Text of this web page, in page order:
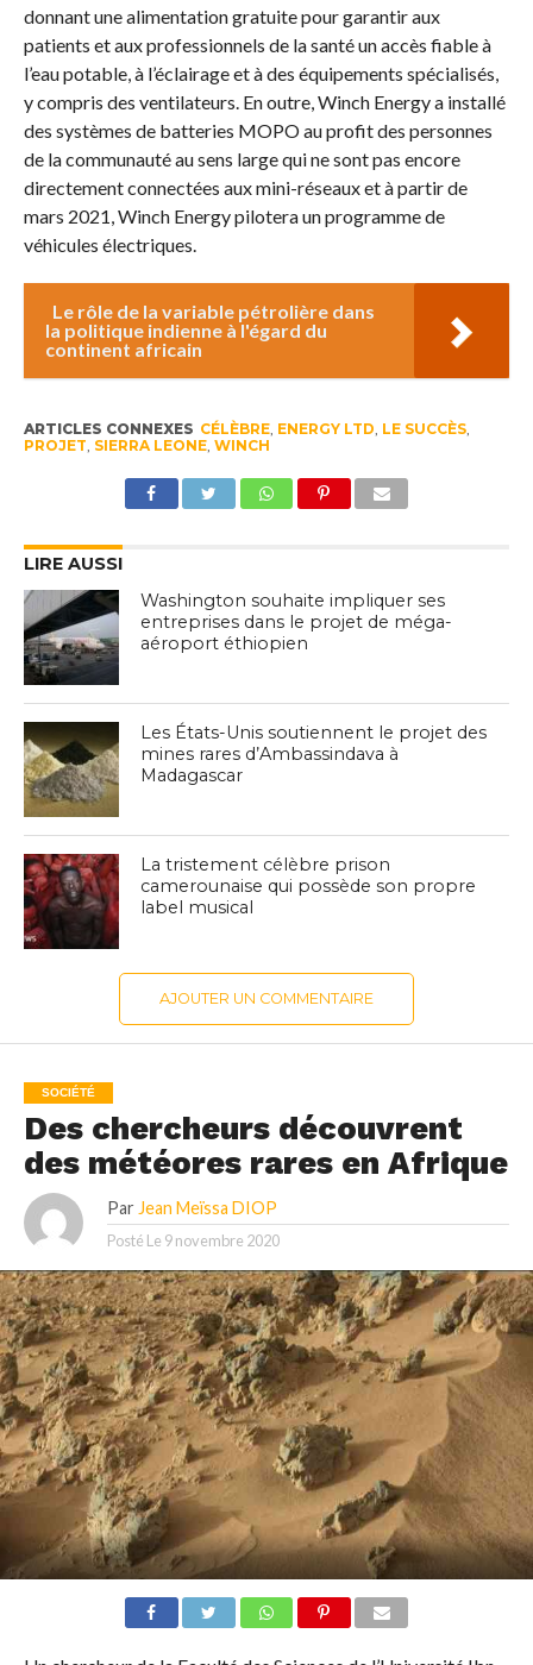
donnant une alimentation gratuite pour garantir aux
patients et aux professionnels de la santé un accès fiable à
l’eau potable, à l’éclairage et à des équipements spécialisés,
y compris des ventilateurs. En outre, Winch Energy a installé
des systèmes de batteries MOPO au profit des personnes
de la communauté au sens large qui ne sont pas encore
directement connectées aux mini-réseaux et à partir de
mars 2021, Winch Energy pilotera un programme de
véhicules électriques.
Le rôle de la variable pétrolière dans
la politique indienne à l'égard du
continent africain
ARTICLES CONNEXES CÉLÈBRE, ENERGY LTD LE SUCCÈS,
PROJET SIERRA LEONE, WINCH
LIRE AUSSI
Washington souhaite impliquer ses
entreprises dans le projet de méga-
aéroport éthiopien
Les États-Unis soutiennent le projet des
mines rares d’Ambassindava à
Madagascar
La tristement célèbre prison
camerounaise qui possède son propre
label musical
AJOUTER UN COMMENTAIRE
SOCIÉTÉ
Des chercheurs découvrent
des météores rares en Afrique
Par Jean Meïssa DIOP
Posté Le 9 novembre 2020